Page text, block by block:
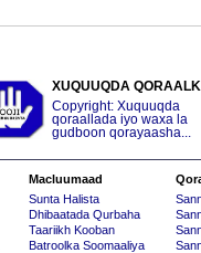
XUQUUQDA
Copyright: Xuquuqda
qoraallada iyo waxa la
gudboon qorayaasha...
Macluumaad
Sunta Halista
Dhibaatada Qurbaha
Taariikh Kooban
Batroolka Soomaaliya